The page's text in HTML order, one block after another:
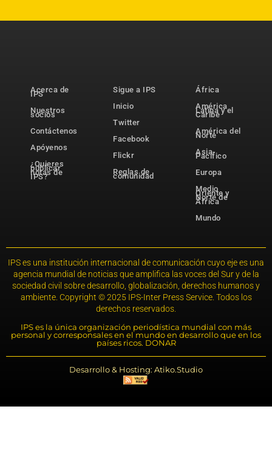
Acerca de
IPS
Nuestros
socios
Contáctenos
Apóyenos
¿Quieres
publicar
notas de
IPS?
Sigue a IPS
Inicio
Twitter
Facebook
Flickr
Reglas de
comunidad
África
América
Latina y el
Caribe
América del
Norte
Asia-
Pacífico
Europa
Medio
Oriente y
Norte de
África
Mundo
IPS es una institución internacional de comunicación cuyo eje es una
agencia mundial de noticias que amplifica las voces del Sur y de la
sociedad civil sobre desarrollo, globalización, derechos humanos y
ambiente. Copyright © 2025 IPS-Inter Press Service. Todos los
derechos reservados.
IPS es la única organización periodística mundial con más
personal y corresponsales en el mundo en desarrollo que en los
países ricos. DONAR
Desarrollo & Hosting: Atiko.Studio